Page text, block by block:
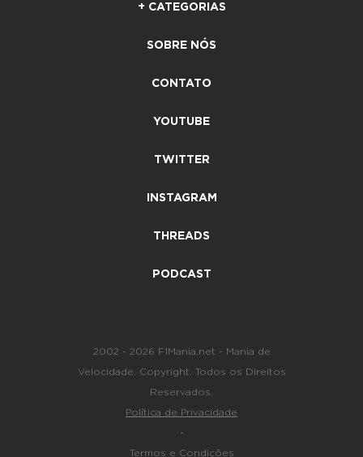
+ CATEGORIAS
SOBRE NÓS
CONTATO
YOUTUBE
TWITTER
INSTAGRAM
THREADS
PODCAST
2002 - 2026 F1Mania.net - Mania de
Velocidade. Copyright. Todos os Direitos
Reservados.
Política de Privacidade
-
Termos e Condições